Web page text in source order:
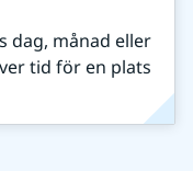
dag, månad eller
tid för en plats